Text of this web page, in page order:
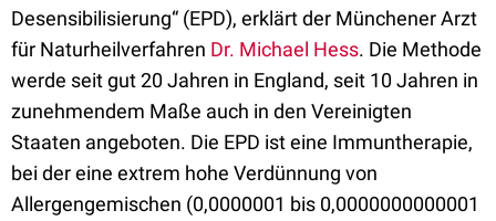
Desensibilisierung“ (EPD), erklärt der Münchener Arzt
für Naturheilverfahren Dr. Michael Hess. Die Methode
werde seit gut 20 Jahren in England, seit 10 Jahren in
zunehmendem Maße auch in den Vereinigten
Staaten angeboten. Die EPD ist eine Immuntherapie,
bei der eine extrem hohe Verdünnung von
Allergengemischen (0,0000001 bis 0,0000000000001